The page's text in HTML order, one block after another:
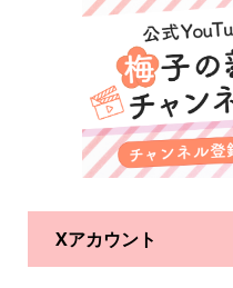
Xアカウント